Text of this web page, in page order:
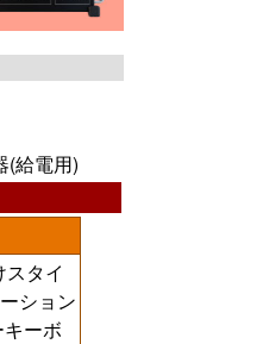
(給電用)
タイ
ション
ーボ